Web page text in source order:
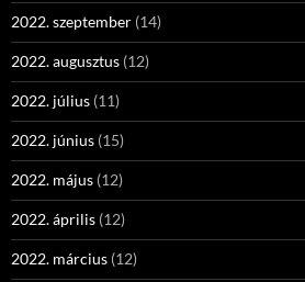
2022. szeptember (14)
2022. augusztus (12)
2022. július (11)
2022. június (15)
2022. május (12)
2022. április (12)
2022. március (12)